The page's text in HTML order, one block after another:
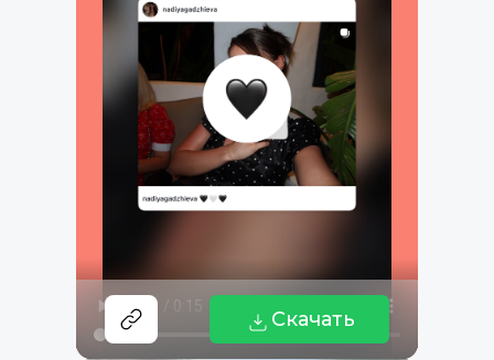
Скачать